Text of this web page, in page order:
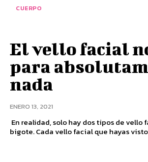
CUERPO
El vello facial
para
nada
ENERO 13, 2021
En realidad, solo hay dos tipos de vello
bigote. Cada vello facial que hayas